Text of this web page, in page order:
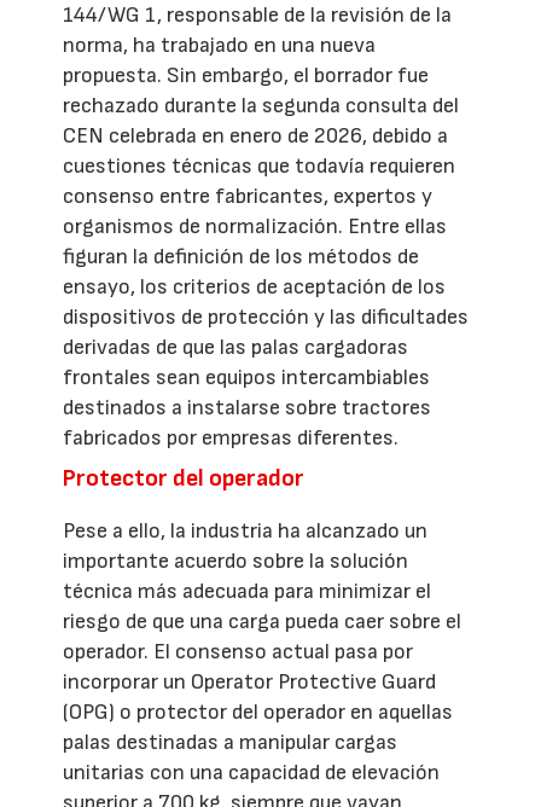
144/WG 1, responsable de la revisión de la
norma, ha trabajado en una nueva
propuesta. Sin embargo, el borrador fue
rechazado durante la segunda consulta del
CEN celebrada en enero de 2026, debido a
cuestiones técnicas que todavía requieren
consenso entre fabricantes, expertos y
organismos de normalización. Entre ellas
figuran la definición de los métodos de
ensayo, los criterios de aceptación de los
dispositivos de protección y las dificultades
derivadas de que las palas cargadoras
frontales sean equipos intercambiables
destinados a instalarse sobre tractores
fabricados por empresas diferentes.
Protector del operador
Pese a ello, la industria ha alcanzado un
importante acuerdo sobre la solución
técnica más adecuada para minimizar el
riesgo de que una carga pueda caer sobre el
operador. El consenso actual pasa por
incorporar un Operator Protective Guard
(OPG) o protector del operador en aquellas
palas destinadas a manipular cargas
unitarias con una capacidad de elevación